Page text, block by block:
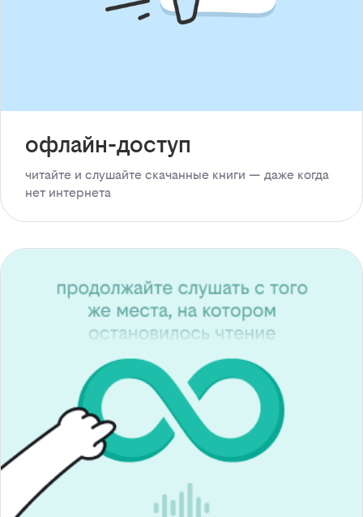
офлайн-доступ
читайте и слушайте скачанные книги — даже когда
нет интернета